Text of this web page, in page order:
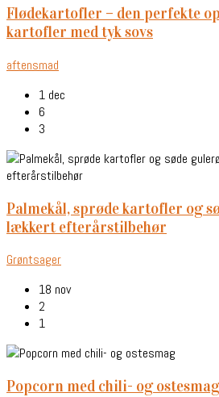
flødekartofler – den perfekte opskrift på cremede
kartofler med tyk sovs
aftensmad
1 dec
6
3
palmekål, sprøde kartofler og søde gulerødder –
lækkert efterårstilbehør
Grøntsager
18 nov
2
1
popcorn med chili- og ostesmag